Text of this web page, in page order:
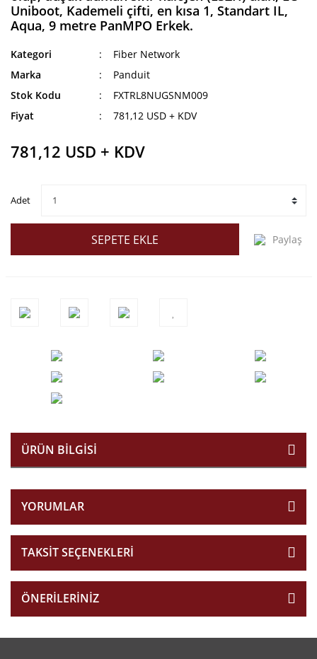
Uniboot, Kademeli çifti, en kısa 1, Standart IL,
Aqua, 9 metre PanMPO Erkek.
Kategori
Fiber Network
Marka
Panduit
Stok Kodu
FXTRL8NUGSNM009
Fiyat
781,12 USD + KDV
781,12 USD + KDV
Adet
SEPETE EKLE Paylaş
ÜRÜN BILGISI
YORUMLAR
TAKSIT SEÇENEKLERI
ÖNERILERINIZ